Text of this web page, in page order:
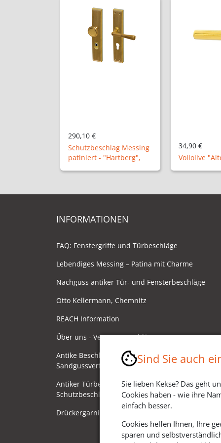
34,90 €
Vollolive "Altona B"
34,90 €
Vollolive
INFORMATIONEN
FAQ: Fenstergriffe und Türbeschläge
Lebendiges Messing – Patina mit Charme
Nachguss antiker Tür- und Fensterbeschläge
Otto Kellermann, Chemnitz
REACH Information
Über uns - Ventano Beschläge
Antike Beschläge - Herstellung im
Sandgussverfahren
Antiker Türbeschlag als
Schutzbeschlag/Sicherheitsbeschlag
Drückergarnituren mit Drehknauf
Sind Sie auch
Sie lieben Kekse? Das geht
Cookies haben - wie ihre
einfach besser.
Cookies helfen Ihnen, Ihre
sparen und